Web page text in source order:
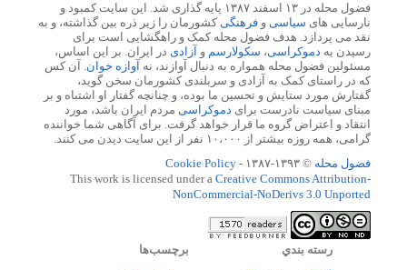
فضول محله در ۱۳ اسفند ۱۳۸۷ پایه گذاری شد. این سایت کمبود و
نارسایی های سیاسی و فرهنگیکشورمان را زیر ذره بین گذاشته، و به
نقد می پردازد. هدف فضول محله کمک و راهگشایی است برای
رسیدن به دموکراسی، سکولارسم و آزادی در ایران. بر این اساس،
مسئولین فضول محله همواره به دنبال آوازند، نه آوازه خوان. آن کس
که در راستای کمک به آزادی و سربلندی کشورمان سخن گوید،
گفتارش مورد ستایش و تحسین ما بوده، و چنانچه گفتار او اشتباه و بر
مبنای سیاست نادرست برای دموکراسی مردم ایران باشد، مورد
انتقاد و اعتراض گروه ما قرار خواهد گرفت. برای آگاهی شما خواننده
گرامی، همه روزه بیشتر از ۱۰،۰۰۰ نفر از این سایت دیدن می کنند.
فضول محله © ۱۳۹۳-۱۳۸۷ -
Cookie Policy
This work is licensed under a Creative Commons Attribution-
NonCommercial-NoDerivs 3.0 Unported
رسته بندي برچسب‌ها